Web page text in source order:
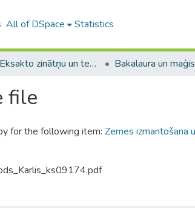
All of DSpace Statistics
A -- Eksakto zinātņu un tehnoloģiju fakultāte / Faculty of Science and Technology
file
for the following item: Zemes izmantošana